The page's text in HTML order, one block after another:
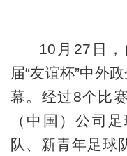
10月27日
届“友谊杯”中外
幕。经过8个比
（中国）公司
队、新青年足球